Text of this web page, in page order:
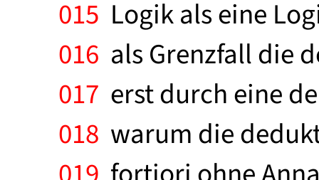
015 Logik als eine
016 als Grenzfall die
017 erst durch eine
018 warum die